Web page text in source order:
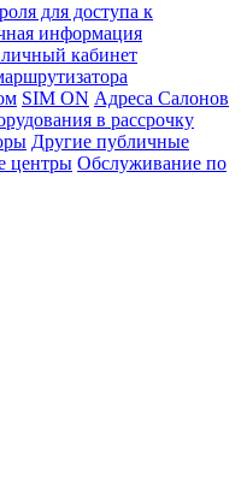
для доступа к
информация
кабинет
SIM ON Адреса Салонов
в рассрочку
Другие публичные
центры Обслуживание по